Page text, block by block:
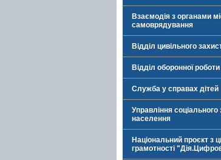
Взаємодія з органами
самоврядування
Відділ цивільного
Відділ оборонної роботи
Служба у справах дітей
Управління соціального
населення
Національний проєкт з
грамотності